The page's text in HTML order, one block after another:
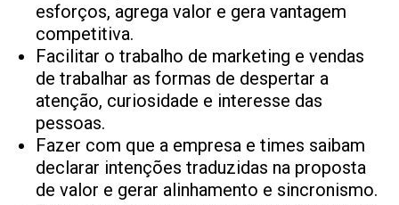
esforços, agrega valor e gera vantagem
competitiva.
Facilitar o trabalho de marketing e vendas
de trabalhar as formas de despertar a
atenção, curiosidade e interesse das
pessoas.
Fazer com que a empresa e times saibam
declarar intenções traduzidas na proposta
de valor e gerar alinhamento e sincronismo.